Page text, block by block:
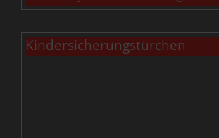
Kindersicherungstürchen